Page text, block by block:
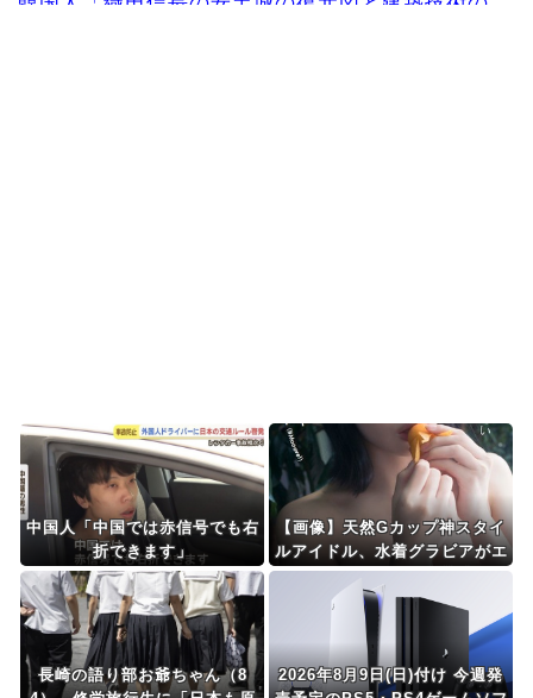
Powered by livedoor 相互RSS
中国人「中国では赤信号でも右
折できます」
【画像】天然Gカップ神スタイ
ルアイドル、水着グラビアがエ
ッチすぎるwwwww織莉叶、ビ
キニ姿で美お●ぱいを大放
出！！！
長崎の語り部お爺ちゃん（8
2026年8月9日(日)付け 今週発